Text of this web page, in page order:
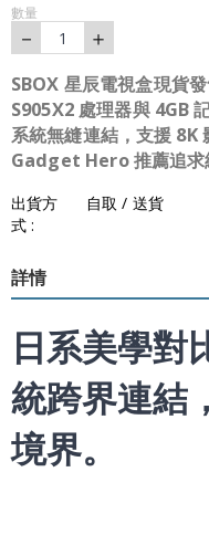
數量
－ 1 ＋
SBOX 星辰電視盒現貨
S905X2 處理器與 4GB
系統無縫連結，支援 8K
Gadget Hero 推薦追求
出貨方
式 :
自取 / 送貨
詳情
日系美學對
統跨界連結
境界。